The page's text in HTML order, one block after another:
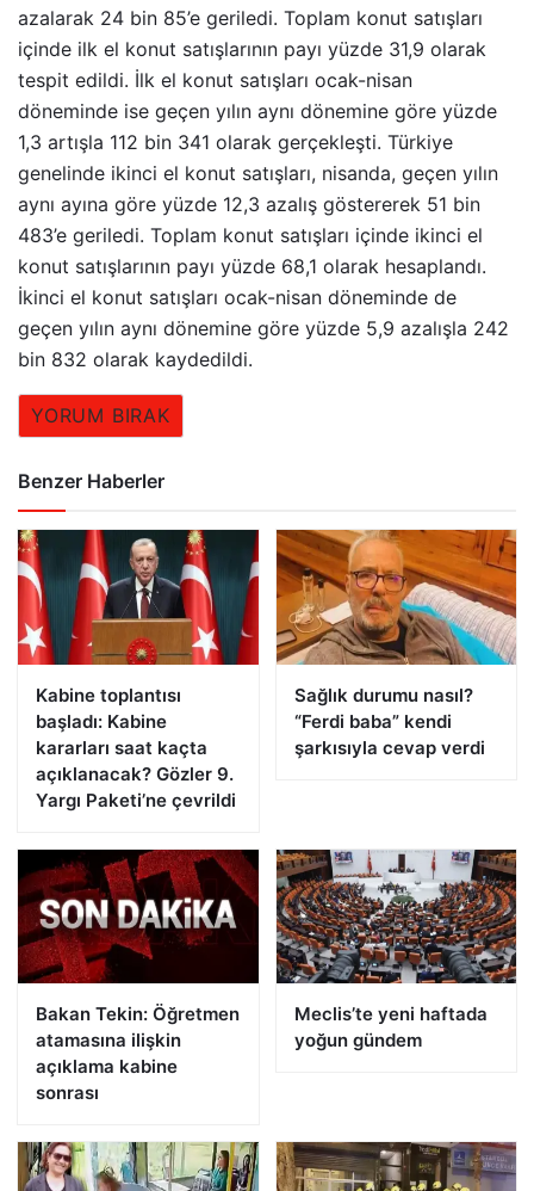
azalarak 24 bin 85’e geriledi. Toplam konut satışları
içinde ilk el konut satışlarının payı yüzde 31,9 olarak
tespit edildi. İlk el konut satışları ocak-nisan
döneminde ise geçen yılın aynı dönemine göre yüzde
1,3 artışla 112 bin 341 olarak gerçekleşti. Türkiye
genelinde ikinci el konut satışları, nisanda, geçen yılın
aynı ayına göre yüzde 12,3 azalış göstererek 51 bin
483’e geriledi. Toplam konut satışları içinde ikinci el
konut satışlarının payı yüzde 68,1 olarak hesaplandı.
İkinci el konut satışları ocak-nisan döneminde de
geçen yılın aynı dönemine göre yüzde 5,9 azalışla 242
bin 832 olarak kaydedildi.
YORUM BIRAK
Benzer Haberler
Kabine toplantısı
başladı: Kabine
kararları saat kaçta
açıklanacak? Gözler 9.
Yargı Paketi’ne çevrildi
Sağlık durumu nasıl?
“Ferdi baba” kendi
şarkısıyla cevap verdi
Bakan Tekin: Öğretmen
atamasına ilişkin
açıklama kabine
sonrası
Meclis’te yeni haftada
yoğun gündem